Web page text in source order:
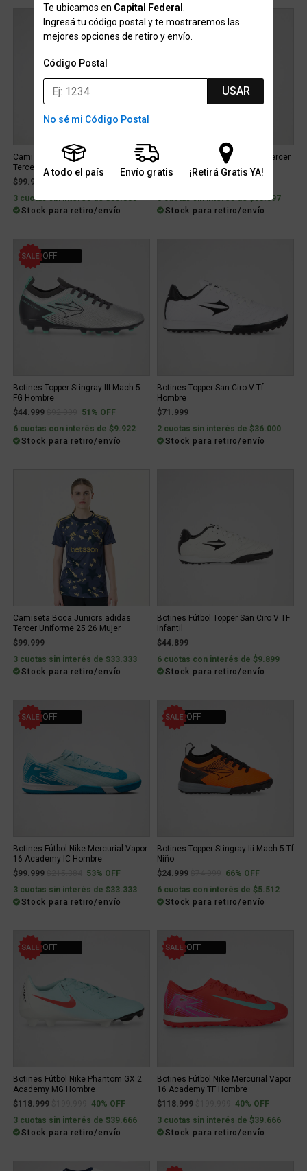
Te ubicamos en Capital Federal
Ingresá tu código postal y te mostraremos las
mejores opciones de retiro y envío.
Código Postal
USAR
No sé mi Código Postal
A todo el país Envío gratis ¡Retirá Gratis YA!
Camiseta Boca Juniors adidas
Tercer Uniforme 25 26 Niño
$99.999
3 cuotas sin interés de $33.333
Stock para retiro/envío
Camiseta River Plate adidas Tercer
Uniforme 25 26 Mujer
3 cuotas sin interés de $35.897
Stock para retiro/envío
51% OFF
Botines Topper Stingray III Mach 5
FG Hombre
$44.999
Price reduced from
to51% OFF
6 cuotas con interés de $9.922
Stock para retiro/envío
Botines Topper San Ciro V Tf
Hombre
$71.999
2 cuotas sin interés de $36.000
Stock para retiro/envío
Camiseta Boca Juniors adidas
Tercer Uniforme 25 26 Mujer
$99.999
3 cuotas sin interés de $33.333
Stock para retiro/envío
Botines Fútbol Topper San Ciro V TF
Infantil
$44.899
6 cuotas con interés de $9.899
Stock para retiro/envío
53% OFF
Botines Fútbol Nike Mercurial Vapor
16 Academy IC Hombre
$99.999
Price reduced from
to53% OFF
3 cuotas sin interés de $33.333
Stock para retiro/envío
66% OFF
Botines Topper Stingray Iii Mach 5 Tf
Niño
$24.999
Price reduced from
to66% OFF
6 cuotas con interés de $5.512
Stock para retiro/envío
40% OFF
Botines Fútbol Nike Phantom GX 2
Academy MG Hombre
$118.999
Price reduced from
to40% OFF
3 cuotas sin interés de $39.666
Stock para retiro/envío
40% OFF
Botines Fútbol Nike Mercurial Vapor
16 Academy TF Hombre
$118.999
Price reduced from
to40% OFF
3 cuotas sin interés de $39.666
Stock para retiro/envío